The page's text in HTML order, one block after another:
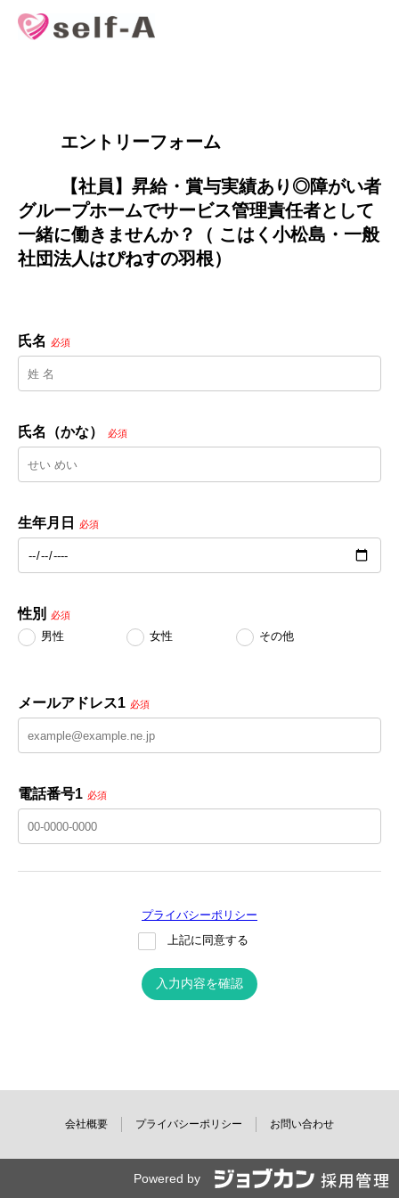
        エントリーフォーム
グループホームでサービス管理責任者として
一緒に働きませんか？（ こはく小松島・一般
社団法人はぴねすの羽根）
氏名 必須
氏名（かな） 必須
生年月日 必須
性別 必須
男性 女性 その他
メールアドレス1 必須
電話番号1 必須
プライバシーポリシー
上記に同意する
入力内容を確認
会社概要 プライバシーポリシー お問い合わせ
Powered by